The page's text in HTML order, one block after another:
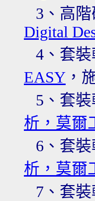
3、高
Digital
4、 套
EASY ，
5、套裝
析，莫爾
6、套裝
析，莫爾
7、套裝